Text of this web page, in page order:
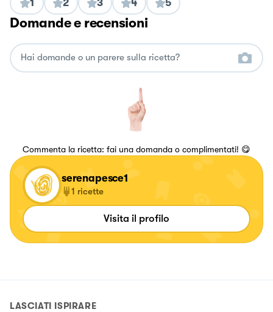
1 2 3 4 5
Domande e recensioni
Commenta la ricetta: fai una domanda o complimentati! 😋
serenapesce1
1 ricette
Visita il profilo
LASCIATI ISPIRARE